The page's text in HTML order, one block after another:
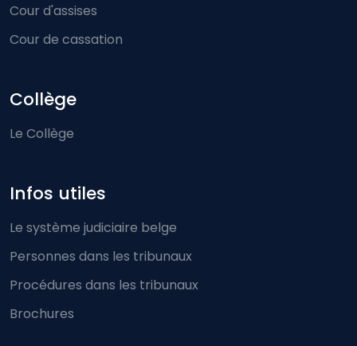
Cour d'assises
Cour de cassation
Collège
Le Collège
Infos utiles
Le système judiciaire belge
Personnes dans les tribunaux
Procédures dans les tribunaux
Brochures